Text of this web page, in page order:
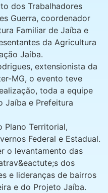
dos Trabalhadores
Guerra, coordenador
Familiar de Jaíba e
da Agricultura
Jaíba.
extensionista da
MG, o evento teve
toda a equipe
Jaíba e Prefeitura
Plano Territorial,
Federal e Estadual.
o levantamento das
dos
e lideranças de bairros
e do Projeto Jaíba.